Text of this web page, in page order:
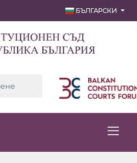
БЪЛГАРСКИ